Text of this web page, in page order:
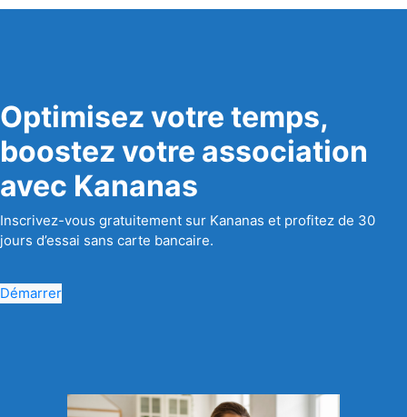
Optimisez votre temps,
boostez votre association
avec Kananas
Inscrivez-vous gratuitement sur Kananas et profitez de 30
jours d’essai sans carte bancaire.
Démarrer